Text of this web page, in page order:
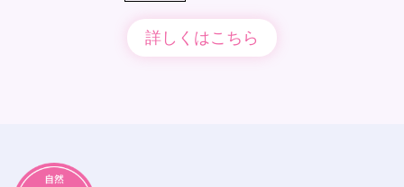
詳しくはこちら